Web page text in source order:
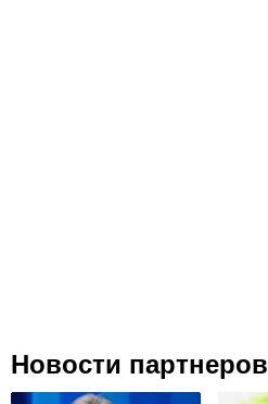
Новости партнеров